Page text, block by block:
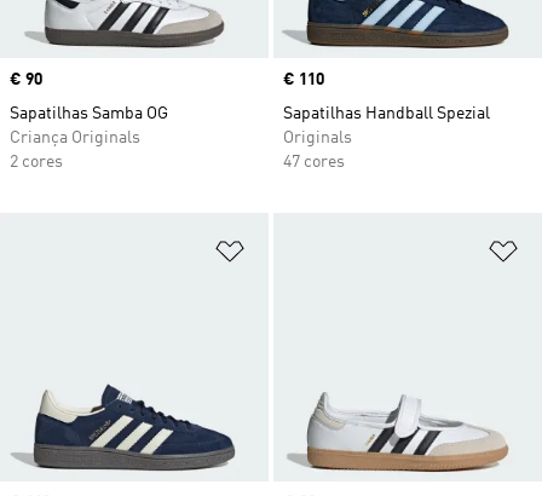
Price
€ 90
Sapatilhas Samba OG
Criança Originals
2 cores
Price
€ 110
Sapatilhas Handball Spezial
Originals
47 cores